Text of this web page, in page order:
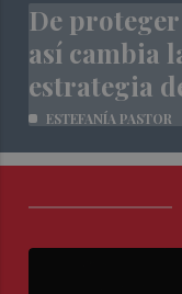
De
así cambia
estrategia
ESTEFANÍA PASTOR